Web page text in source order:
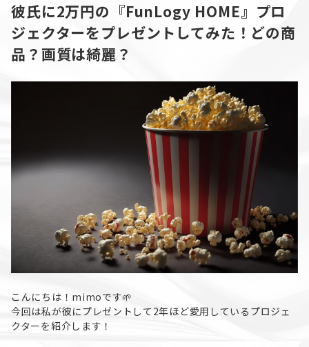
彼氏に2万円の『FunLogy HOME』プロ
ジェクターをプレゼントしてみた！どの商
品？画質は綺麗？
こんにちは！mimoです🌱
今回は私が彼にプレゼントして2年ほど愛用しているプロジェ
クターを紹介します！